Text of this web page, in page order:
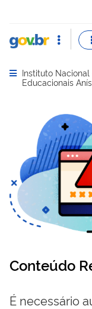
Abrir menu
Instituto
Educacionais
Conteúdo
É necessário